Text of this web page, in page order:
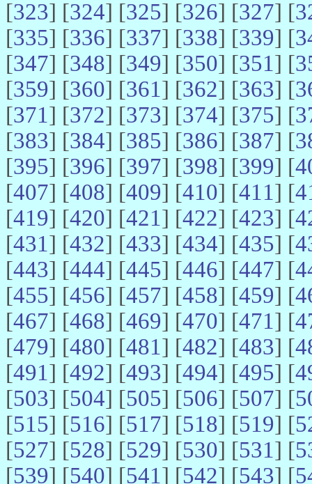
[323] [324] [325] [326] [327] [
[335] [336] [337] [338] [339] [
[347] [348] [349] [350] [351] [
[359] [360] [361] [362] [363] [
[371] [372] [373] [374] [375] [
[383] [384] [385] [386] [387] [
[395] [396] [397] [398] [399] [
[407] [408] [409] [410] [411] [
[419] [420] [421] [422] [423] [
[431] [432] [433] [434] [435] [
[443] [444] [445] [446] [447] [
[455] [456] [457] [458] [459] [
[467] [468] [469] [470] [471] [
[479] [480] [481] [482] [483] [
[491] [492] [493] [494] [495] [
[503] [504] [505] [506] [507] [
[515] [516] [517] [518] [519] [
[527] [528] [529] [530] [531] [
[539] [540] [541] [542] [543] [